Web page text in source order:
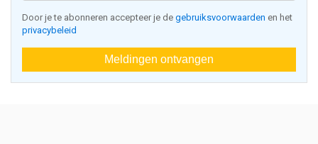
Door je te abonneren accepteer je de gebruiksvoorwaarden en het
privacybeleid
Meldingen ontvangen